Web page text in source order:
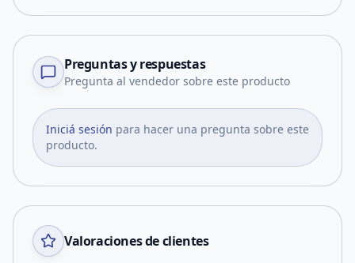
Preguntas y respuestas
Pregunta al vendedor sobre este producto
Iniciá sesión para hacer una pregunta sobre este
producto.
Valoraciones de clientes